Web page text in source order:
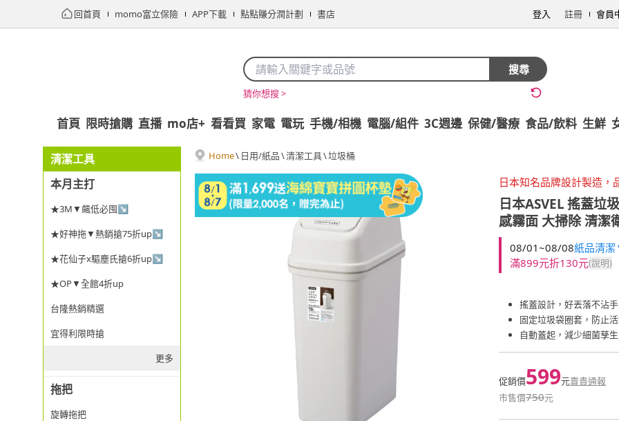
回首頁 momo富立保險 APP下載 點點賺分潤計劃 書店 登入 註冊 會員
搜尋
猜你想搜 >
首頁 限時搶購 直播 mo店+ 看看買 家電 電玩 手機/相機 電腦/組件 3C週邊 保健/醫療 食品/飲料 生鮮
清潔工具
本月主打
★3M▼飆低必囤↘
★好神拖▼熱銷搶75折up↘
★花仙子x驅塵氏搶6折up↘
★OP▼全館4折up
台隆熱銷精選
宜得利限時搶
更多
拖把
旋轉拖把
Home\ 日用/紙品\清潔工具\垃圾桶
日本知名品牌設計製造，
日本ASVEL搖蓋垃
感霧面 大掃除 清潔
08/01~08/08紙品清
滿899元折130元(說明)
搖蓋設計，好丟落不沾手
固定垃圾袋圈套，防止
自動蓋起，減少細菌孳生
促銷價599元賣貴通報
市售價750元